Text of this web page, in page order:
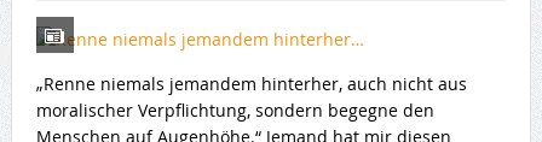
„Renne niemals jemandem hinterher, auch nicht aus
moralischer Verpflichtung, sondern begegne den
Menschen auf Augenhöhe.“ Jemand hat mir diesen